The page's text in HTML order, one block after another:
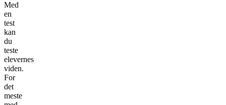
Med
en
test
kan
du
teste
elevernes
viden.
For
det
meste